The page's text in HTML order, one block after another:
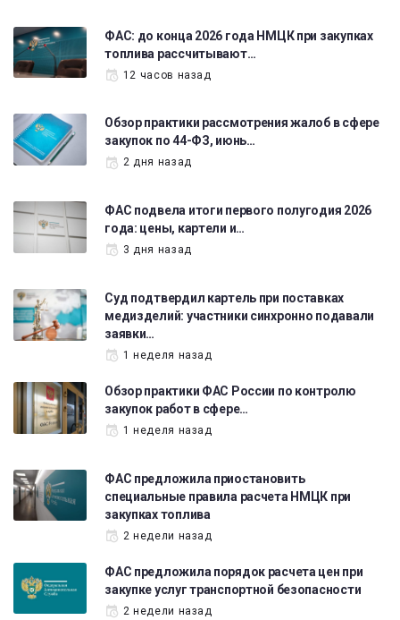
ФАС: до конца 2026 года НМЦК при закупках
топлива рассчитывают…
12 часов назад
Обзор практики рассмотрения жалоб в сфере
закупок по 44-ФЗ, июнь…
2 дня назад
ФАС подвела итоги первого полугодия 2026
года: цены, картели и…
3 дня назад
Суд подтвердил картель при поставках
медизделий: участники синхронно подавали
заявки…
1 неделя назад
Обзор практики ФАС России по контролю
закупок работ в сфере…
1 неделя назад
ФАС предложила приостановить
специальные правила расчета НМЦК при
закупках топлива
2 недели назад
ФАС предложила порядок расчета цен при
закупке услуг транспортной безопасности
2 недели назад